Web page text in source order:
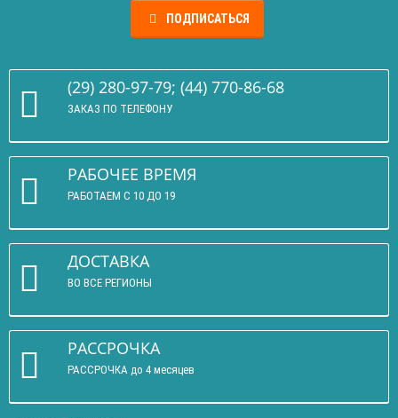
ПОДПИСАТЬСЯ
(29) 280-97-79; (44) 770-86-68
ЗАКАЗ ПО ТЕЛЕФОНУ
РАБОЧЕЕ ВРЕМЯ
РАБОТАЕМ С 10 ДО 19
ДОСТАВКА
ВО ВСЕ РЕГИОНЫ
РАССРОЧКА
РАССРОЧКА до 4 месяцев